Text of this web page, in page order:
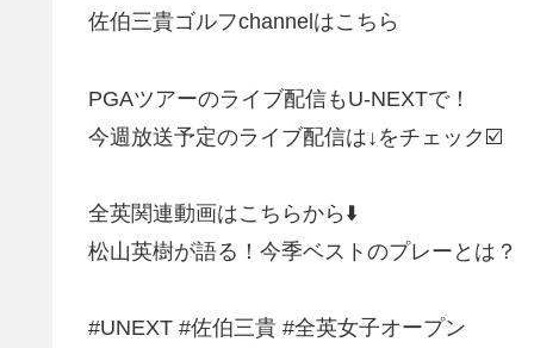
佐伯三貴ゴルフchannelはこちら
PGAツアーのライブ配信もU-NEXTで！
今週放送予定のライブ配信は↓をチェック☑️
全英関連動画はこちらから⬇️
松山英樹が語る！今季ベストのプレーとは？
#UNEXT #佐伯三貴 #全英女子オープン